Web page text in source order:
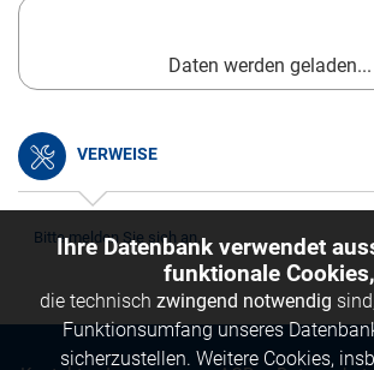
Daten werden geladen...
VERWEISE
Bitte melden Sie sich an.
Ihre Datenbank verwendet
funktionale Cookies,
die technisch zwingend notwendig
Funktionsumfang unseres
sicherzustellen. Weitere Cookies,